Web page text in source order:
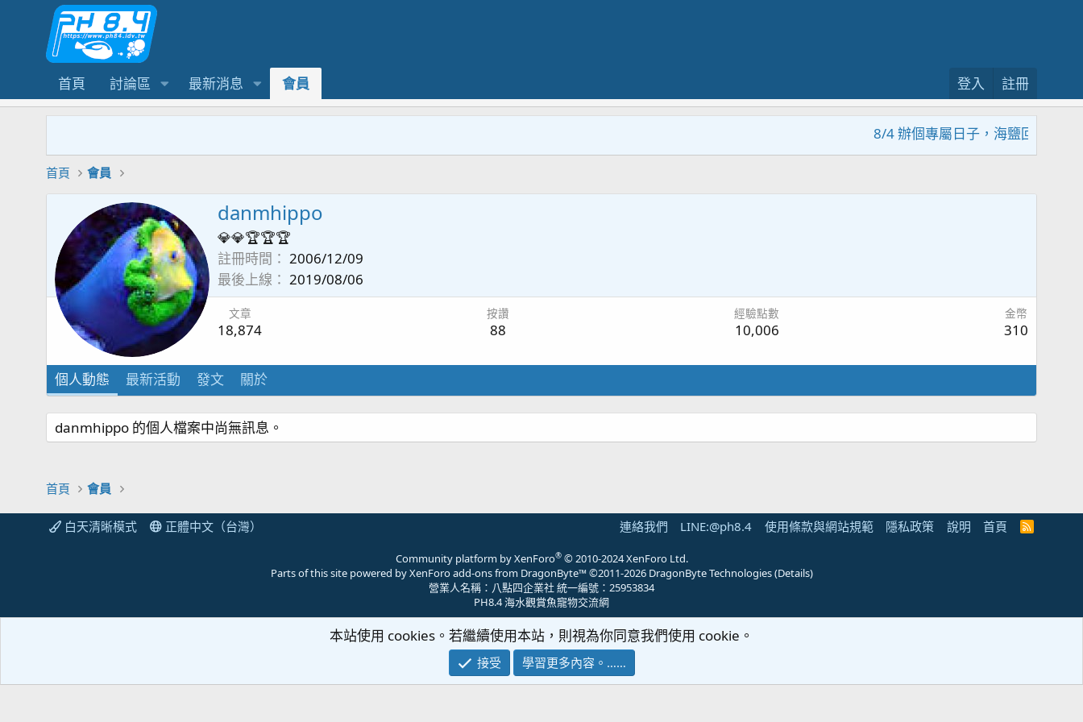
首頁 討論區 最新消息 會員 登入 註冊
8/4 辦個專屬日子，海鹽回饋活動
首頁 會員
danmhippo
💎💎🏆🏆🏆
註冊時間
2006/12/09
最後上線
2019/08/06
文章
18,874
按讚
88
經驗點數
10,006
金幣
310
個人動態 最新活動 發文 關於
danmhippo 的個人檔案中尚無訊息。
首頁 會員
白天清晰模式 正體中文（台灣） 連絡我們 LINE:@ph8.4 使用條款與網站規範 隱私政策 說明 首頁
R
Community platform by XenForo® © 2010-2024 XenForo Ltd.
Parts of this site powered byXenForo add-ons from DragonByte™©2011-2026 DragonByte Technologies(Details)
營業人名稱：八點四企業社 統一編號：25953834
PH8.4 海水觀賞魚寵物交流網
本站使用 cookies。若繼續使用本站，則視為你同意我們使用 cookie。
接受 學習更多內容。……